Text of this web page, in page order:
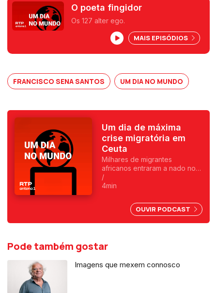
O poeta fingidor
Os 127 alter ego.
MAIS EPISÓDIOS
FRANCISCO SENA SANTOS UM DIA NO MUNDO
Um dia de máxima
crise migratória em
Ceuta
Milhares de migrantes
africanos entraram a nado no
enclave espanhol. Fica
exposta uma chantagem
Ocidental. Uma crónica de
Francisco Sena Santos.
/
4min
OUVIR PODCAST
Pode também gostar
Imagens que mexem connosco